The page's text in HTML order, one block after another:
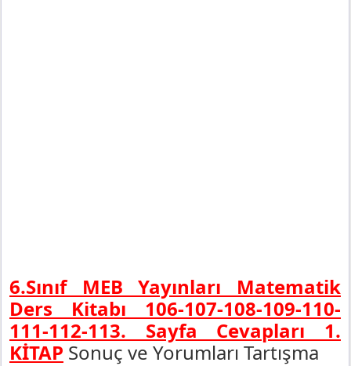
6.Sınıf MEB Yayınları Matematik
Ders Kitabı 106-107-108-109-110-
111-112-113. Sayfa Cevapları 1.
KİTAP Sonuç ve Yorumları Tartışma